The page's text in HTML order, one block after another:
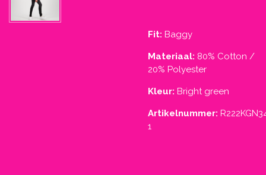
Fit: Baggy
Materiaal: 80% Cotton /
20% Polyester
Kleur: Bright green
Artikelnummer:
1